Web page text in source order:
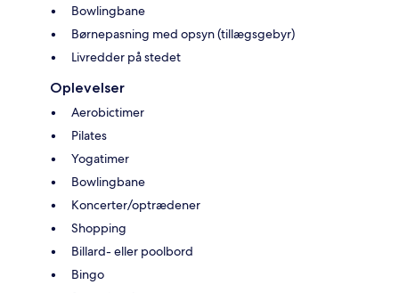
Bowlingbane
Børnepasning med opsyn (tillægsgebyr)
Livredder på stedet
Oplevelser
Aerobictimer
Pilates
Yogatimer
Bowlingbane
Koncerter/optrædener
Shopping
Billard- eller poolbord
Bingo